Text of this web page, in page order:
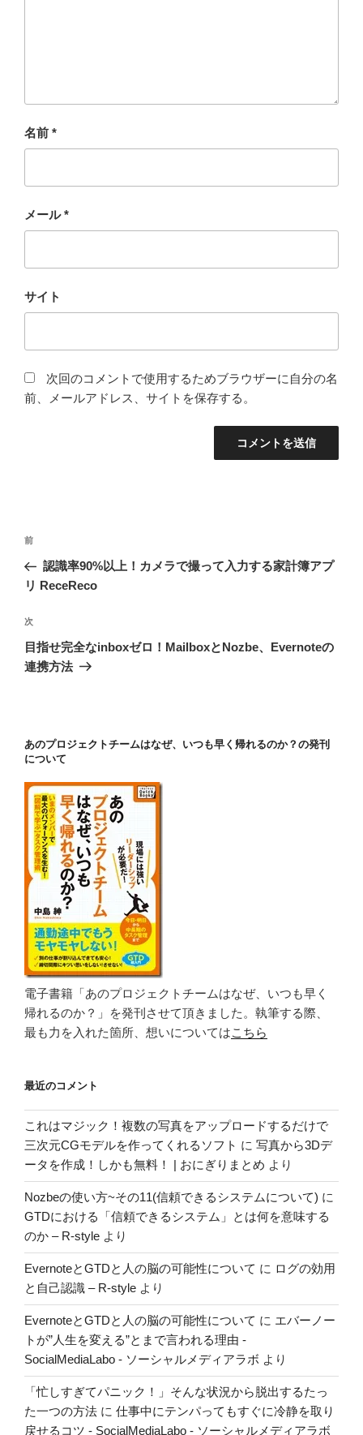
名前 *
メール*
サイト
次回のコメントで使用するためブラウザーに自分の名
前、メールアドレス、サイトを保存する。
投
ナ
ゲ
ー
シ
前
の
投
前
認識率90%以上！カメラで撮って入力する家計簿アプ
リ ReceReco
次
の
投
次
目指せ完全なinboxゼロ！MailboxとNozbe、Evernoteの
連携方法
あのプロジェクトチームはなぜ、いつも早く帰れるのか？の発刊
について
電子書籍「あのプロジェクトチームはなぜ、いつも早く
帰れるのか？」を発刊させて頂きました。執筆する際、
最も力を入れた箇所、想いについてはこちら
最近のコメント
これはマジック！複数の写真をアップロードするだけで
三次元CGモデルを作ってくれるソフト に 写真から3Dデ
ータを作成！しかも無料！ | おにぎりまとめ より
Nozbeの使い方~その11(信頼できるシステムについて) に
GTDにおける「信頼できるシステム」とは何を意味する
のか – R-style より
EvernoteとGTDと人の脳の可能性について に ログの効用
と自己認識 – R-style より
EvernoteとGTDと人の脳の可能性について に エバーノー
トが”人生を変える”とまで言われる理由 -
SocialMediaLabo - ソーシャルメディアラボ より
「忙しすぎてパニック！」そんな状況から脱出するたっ
た一つの方法 に 仕事中にテンパってもすぐに冷静を取り
戻せるコツ - SocialMediaLabo - ソーシャルメディアラボ